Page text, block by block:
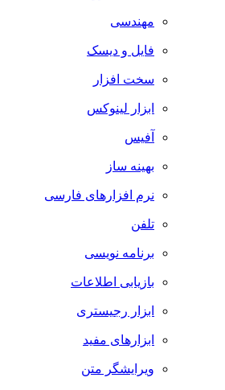
مهندسی
فایل و دیسک
سخت افزار
ابزار لینوکس
آفیس
بهینه ساز
نرم افزارهای فارسی
تلفن
برنامه نویسی
بازیابی اطلاعات
ابزار رجیستری
ابزارهای مفید
ویرایشگر متن